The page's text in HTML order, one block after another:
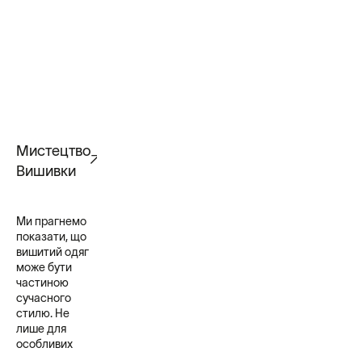
Мистецтво
Вишивки
Ми прагнемо
показати, що
вишитий одяг
може бути
частиною
сучасного
стилю. Не
лише для
особливих